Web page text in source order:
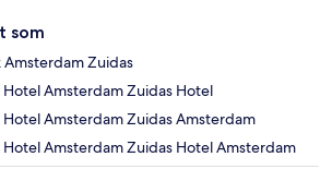
som
Amsterdam Zuidas
Hotel Amsterdam Zuidas Hotel
Hotel Amsterdam Zuidas Amsterdam
Hotel Amsterdam Zuidas Hotel Amsterdam